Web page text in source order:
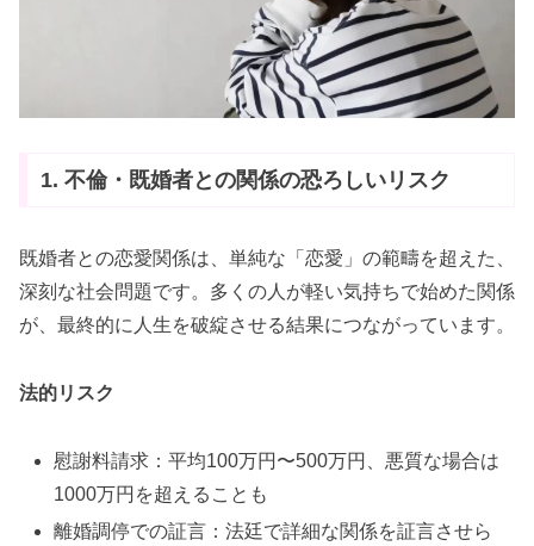
1. 不倫・既婚者との関係の恐ろしいリスク
既婚者との恋愛関係は、単純な「恋愛」の範疇を超えた、
深刻な社会問題です。多くの人が軽い気持ちで始めた関係
が、最終的に人生を破綻させる結果につながっています。
法的リスク
慰謝料請求：平均100万円〜500万円、悪質な場合は
1000万円を超えることも
離婚調停での証言：法廷で詳細な関係を証言させら